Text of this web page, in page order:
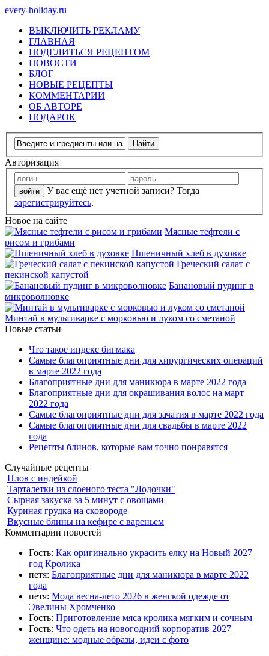
every-holiday.ru
ВЫКЛЮЧИТЬ РЕКЛАМУ
ГЛАВНАЯ
ПОДЕЛИТЬСЯ РЕЦЕПТОМ
НОВОСТИ
БЛОГ
НОВЫЕ РЕЦЕПТЫ
КОММЕНТАРИИ
ОБ АВТОРЕ
ПОДАРОК
Авторизация
У вас ещё нет учетной записи? Тогда
зарегистрируйтесь.
Новое на сайте
Мясные тефтели с
рисом и грибами
Пшеничный хлеб в духовке
Греческий салат с
пекинской капустой
Банановый пудинг в
микроволновке
Минтай в мультиварке с морковью и луком со сметаной
Новые статьи
Что такое индекс бигмака
Самые благоприятные дни для хирургических операций
в марте 2022 года
Благоприятные дни для маникюра в марте 2022 года
Благоприятные дни для окрашивания волос на март
2022 года
Самые благоприятные дни для зачатия в марте 2022 года
Самые благоприятные дни для свадьбы в марте 2022
года
Рецепты блинов, которые вам точно понравятся
Случайные рецепты
Плов с индейкой
Тарталетки из слоеного теста "Лодочки"
Сырная закуска за 5 минут с овощами
Куриная грудка на сковороде
Вкусные блины на кефире с вареньем
Комментарии новостей
Гость: Как оригинально украсить елку на Новый 2027
год Кролика
петя: Благоприятные дни для маникюра в марте 2022
года
петя: Мода весна-лето 2026 в женской одежде от
Эвелины Хромченко
Гость: Приготовление мяса кролика мягким и сочным
Гость: Что одеть на новогодний корпоратив 2027
женщине: модные образы, идеи с фото